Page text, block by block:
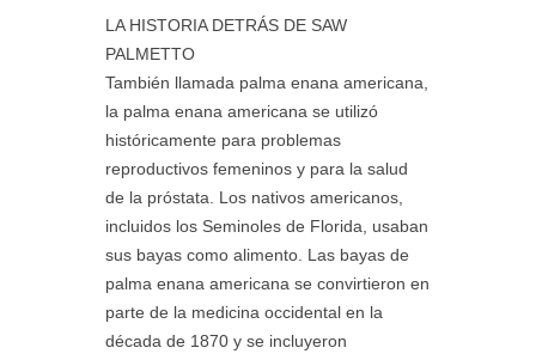
LA HISTORIA DETRÁS DE SAW
PALMETTO
También llamada palma enana americana,
la palma enana americana se utilizó
históricamente para problemas
reproductivos femeninos y para la salud
de la próstata. Los nativos americanos,
incluidos los Seminoles de Florida, usaban
sus bayas como alimento. Las bayas de
palma enana americana se convirtieron en
parte de la medicina occidental en la
década de 1870 y se incluyeron